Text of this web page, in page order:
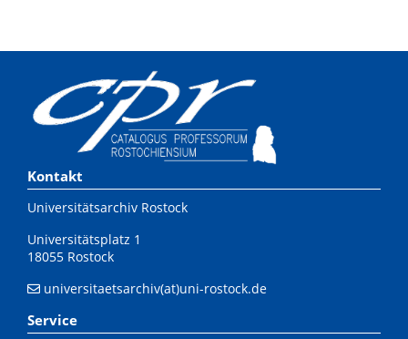
Kontakt
Universitätsarchiv Rostock
Universitätsplatz 1
18055 Rostock
universitaetsarchiv(at)uni-rostock.de
Service